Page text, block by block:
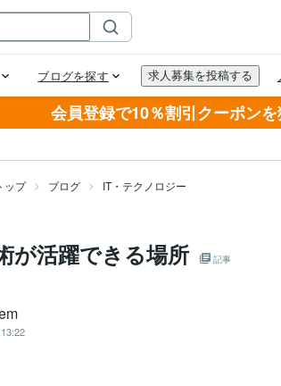
会員登録で10％割引クーポンを
ップ ブログ IT・テクノロジー
が活躍できる場所 記事